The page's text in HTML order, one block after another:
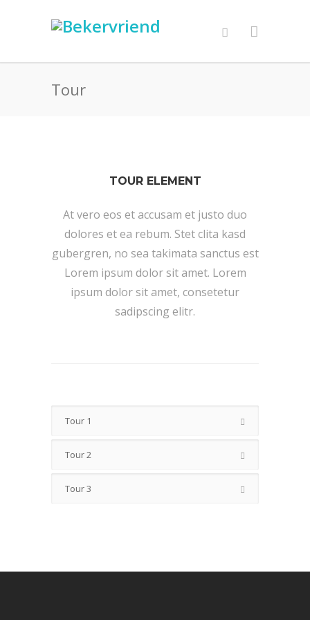
Tour
TOUR ELEMENT
At vero eos et accusam et justo duo
dolores et ea rebum. Stet clita kasd
gubergren, no sea takimata sanctus est
Lorem ipsum dolor sit amet. Lorem
ipsum dolor sit amet, consetetur
sadipscing elitr.
Tour 1
Tour 2
Tour 3